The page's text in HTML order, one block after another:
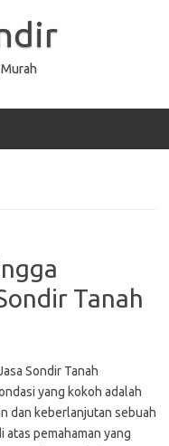
Tanah
Sondir Tanah
yang kokoh adalah
dan keberlanjutan sebuah
atas pemahaman yang